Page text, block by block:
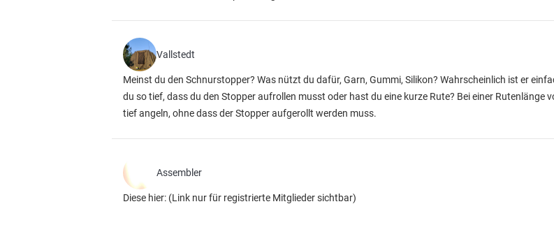
Vallstedt
Meinst du den Schnurstopper? Was nützt du dafür, Garn, Gummi, Silikon? Wahrscheinlich ist er
du so tief, dass du den Stopper aufrollen musst oder hast du eine kurze Rute? Bei einer Rutenlänge
tief angeln, ohne dass der Stopper aufgerollt werden muss.
Assembler
Diese hier: (Link nur für registrierte Mitglieder sichtbar)